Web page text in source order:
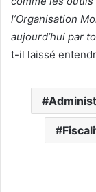
l’Organisation
aujourd’hui par
t-il laissé